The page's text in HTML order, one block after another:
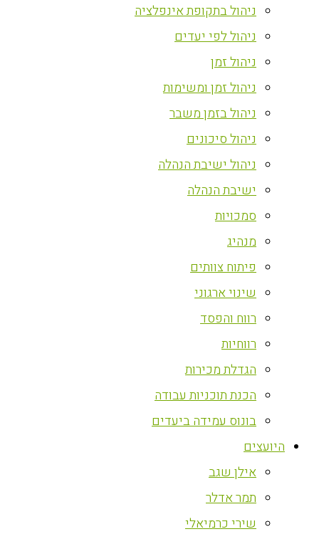
ניהול בתקופת אינפלציה
ניהול לפי יעדים
ניהול זמן
ניהול זמן ומשימות
ניהול בזמן משבר
ניהול סיכונים
ניהול ישיבת הנהלה
ישיבת הנהלה
סמכויות
מנהיג
פיתוח צוותים
שינוי ארגוני
רווח והפסד
רווחיות
הגדלת מכירות
הכנת תוכניות עבודה
בונוס עמידה ביעדים
היועצים
אילן שגב
תמר אדלר
שירי כרמיאלי